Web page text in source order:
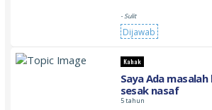
- Sulit
Dijawab
Kahak
Saya Ada
sesak nasaf
5 tahun